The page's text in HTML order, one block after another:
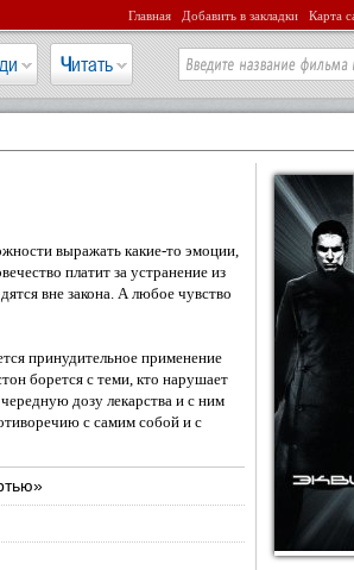
Главная Добавить в закладки Карта
Читать
выражать какие-то эмоции,
платит за устранение из
вне закона. А любое чувство
принудительное применение
борется с теми, кто нарушает
дозу лекарства и с ним
с самим собой и с